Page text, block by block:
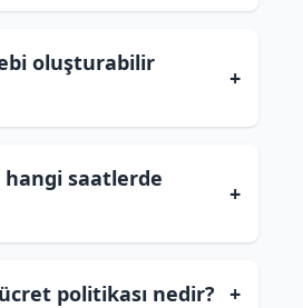
oluşturabilir
+
saatlerde
+
politikası nedir? +